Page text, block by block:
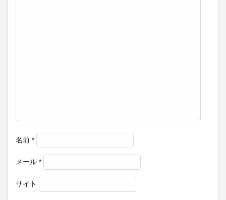
名前 *
メール *
サイト